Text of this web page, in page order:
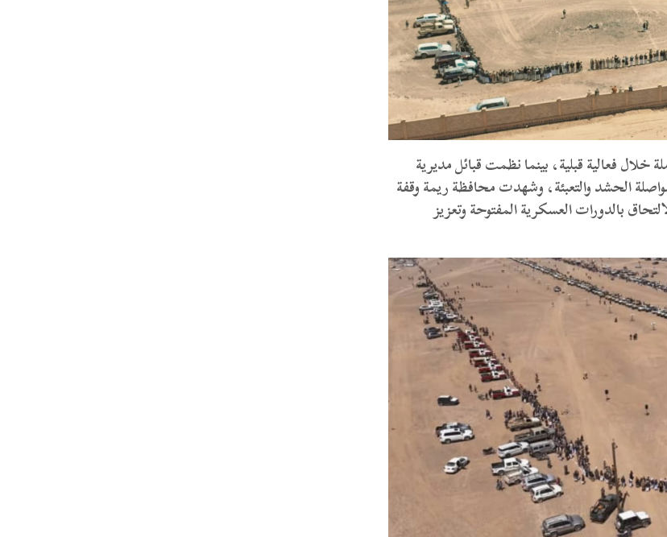
خلال فعالية قبلية، بينما نظمت قبائل مديرية
الحشد والتعبئة، وشهدت محافظة ريمة وقفة
بالدورات العسكرية المفتوحة وتعزيز